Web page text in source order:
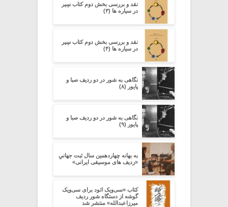
نقد و بررسی بخش دوم کتاب سِیر
در سیاره ­ها (۳)
نقد و بررسی بخش دوم کتاب سِیر
در سیاره ­ها (۴)
نگاهی به شور در دو ردیف صبا و
پایور (۸)
نگاهی به شور در دو ردیف صبا و
پایور (۹)
به بهانه چهاردهمین سال ثبت جهانیِِ
«ردیف های موسیقی ایرانی»
کتاب «سی‌ویک اتود برای سی‌ویک
گوشه از دستگاه شور ردیف
میرزاعبدالله» منتشر شد